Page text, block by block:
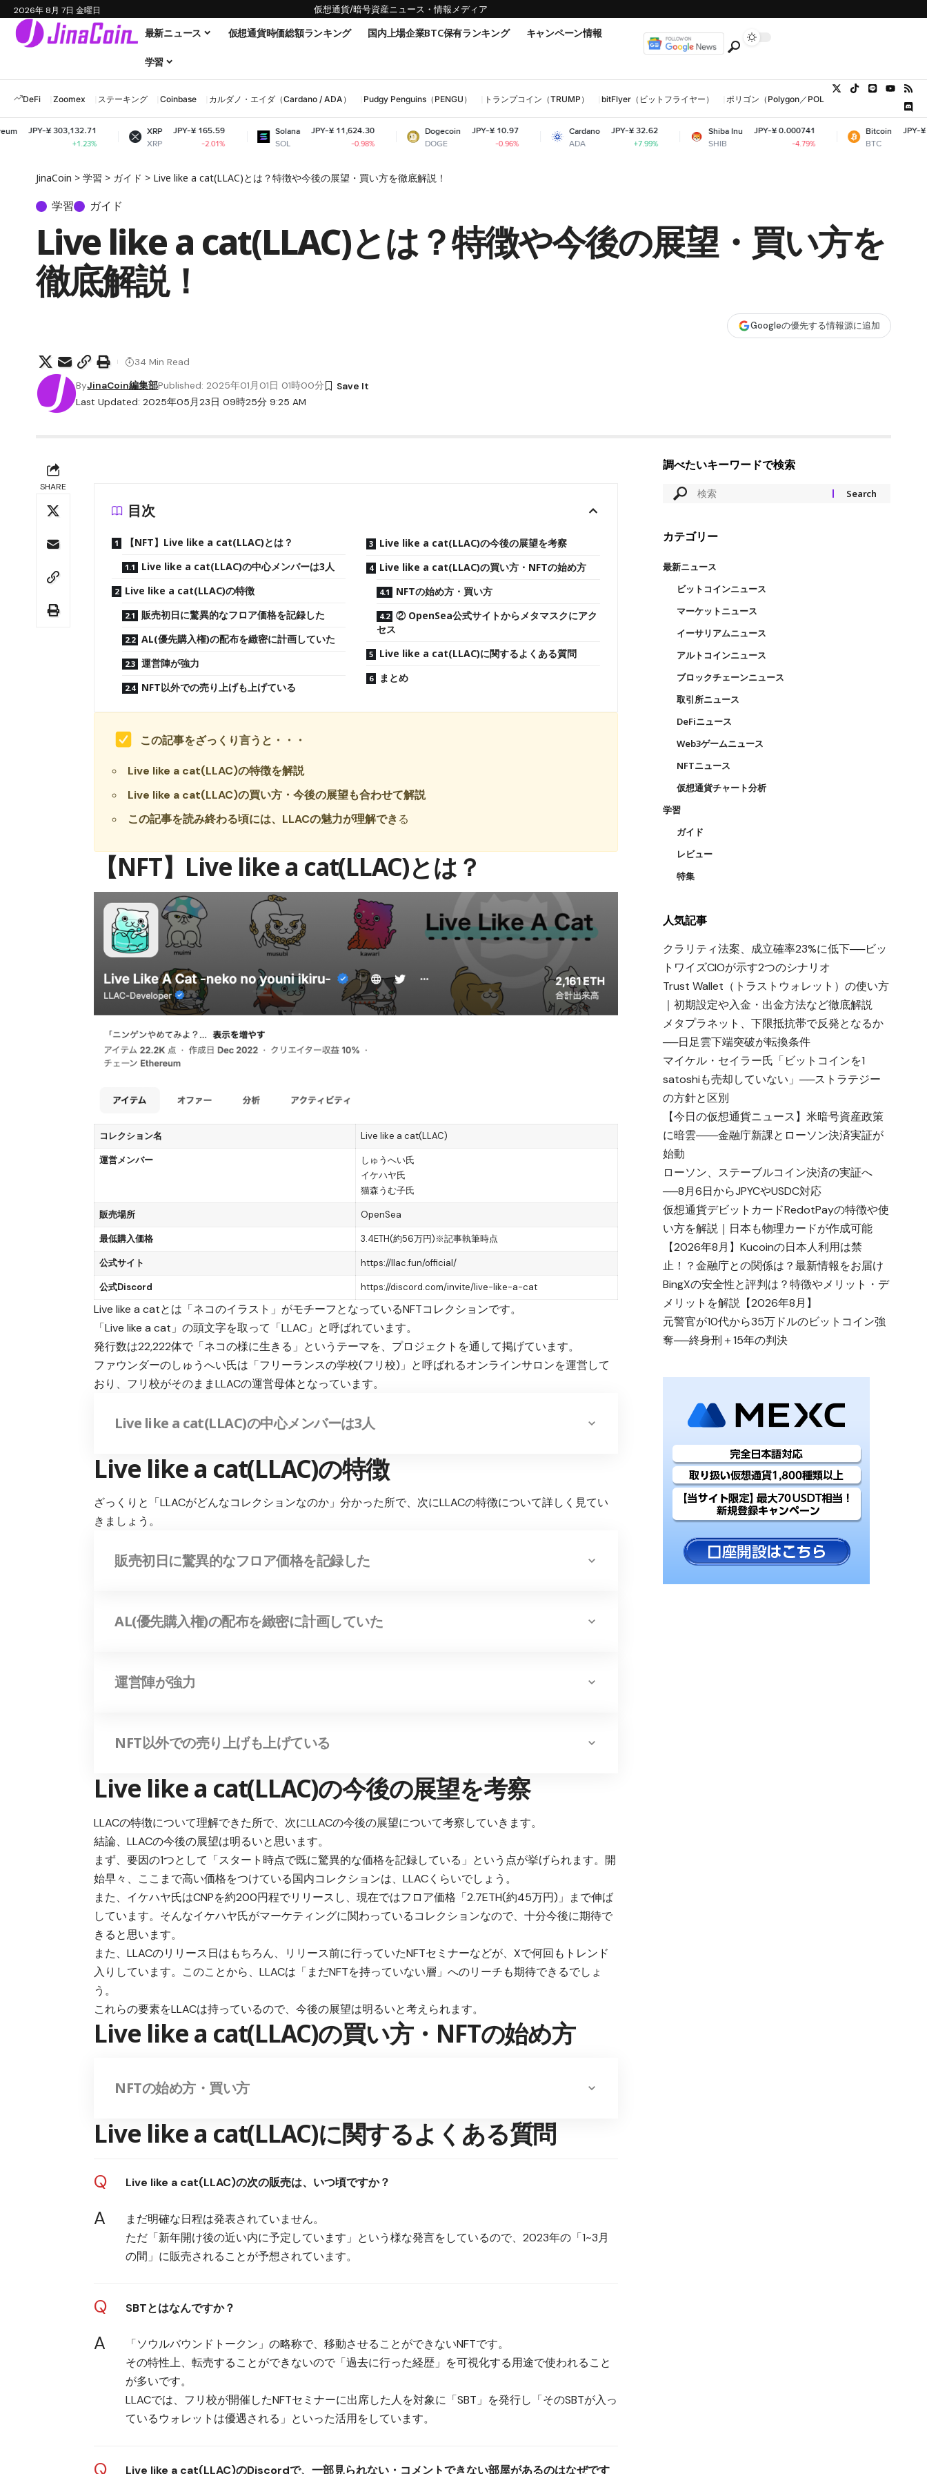
2026年 8月 7日 金曜日 仮想通貨/暗号資産ニュース・情報メディア
最新ニュース 仮想通貨時価総額ランキング 国内上場企業BTC保有ランキング キャンペーン情報
学習
DeFi Zoomex ステーキング Coinbase カルダノ・エイダ（Cardano / ADA） Pudgy Penguins（PENGU） トランプコイン（TRUMP） bitFlyer（ビットフライヤー） ポリゴン（Polygon／POL、MATIC）
XRP
XRP
JPY-¥ 165.59
-2.01%
Solana
SOL
JPY-¥ 11,624.30
-0.98%
Dogecoin
DOGE
JPY-¥ 10.97
-0.96%
Cardano
ADA
JPY-¥ 32.62
+7.99%
Shiba Inu
SHIB
JPY-¥ 0.000741
-4.79%
Bitcoin
BTC
JPY-¥ 10,241,434.62
JinaCoin > 学習 > ガイド > Live like a cat(LLAC)とは？特徴や今後の展望・買い方を徹底解説！
学習 ガイド
Live like a cat(LLAC)とは？特徴や今後の展望・買い方を
徹底解説！
Googleの優先する情報源に追加
Last Updated: 2025年05月23日 09時25分 9:25 AM
ByJinaCoin編集部Published: 2025年01月01日 01時00分
34 Min Read
SHARE
目次
【NFT】Live like a cat(LLAC)とは？
Live like a cat(LLAC)の中心メンバーは3人
Live like a cat(LLAC)の特徴
販売初日に驚異的なフロア価格を記録した
AL(優先購入権)の配布を緻密に計画していた
運営陣が強力
NFT以外での売り上げも上げている
Live like a cat(LLAC)の今後の展望を考察
Live like a cat(LLAC)の買い方・NFTの始め方
NFTの始め方・買い方
② OpenSea公式サイトからメタマスクにアク
セス
Live like a cat(LLAC)に関するよくある質問
まとめ
この記事をざっくり言うと・・・
Live like a cat(LLAC)の特徴を解説
Live like a cat(LLAC)の買い方・今後の展望も合わせて解説
この記事を読み終わる頃には、LLACの魅力が理解できる
【NFT】Live like a cat(LLAC)とは？
コレクション名 Live like a cat(LLAC)
運営メンバー
しゅうへい氏
イケハヤ氏
猫森うむ子氏
販売場所 OpenSea
最低購入価格 3.4ETH(約56万円)※記事執筆時点
公式サイト https://llac.fun/official/
公式Discord https://discord.com/invite/live-like-a-cat
Live like a catとは「ネコのイラスト」がモチーフとなっているNFTコレクションです。
「Live like a cat」の頭文字を取って「LLAC」と呼ばれています。
発行数は22,222体で「ネコの様に生きる」というテーマを、プロジェクトを通して掲げています。
ファウンダーのしゅうへい氏は「フリーランスの学校(フリ校)」と呼ばれるオンラインサロンを運営して
おり、フリ校がそのままLLACの運営母体となっています。
Live like a cat(LLAC)の中心メンバーは3人
Live like a cat(LLAC)の特徴
ざっくりと「LLACがどんなコレクションなのか」分かった所で、次にLLACの特徴について詳しく見てい
きましょう。
販売初日に驚異的なフロア価格を記録した
AL(優先購入権)の配布を緻密に計画していた
運営陣が強力
NFT以外での売り上げも上げている
Live like a cat(LLAC)の今後の展望を考察
LLACの特徴について理解できた所で、次にLLACの今後の展望について考察していきます。
結論、LLACの今後の展望は明るいと思います。
まず、要因の1つとして「スタート時点で既に驚異的な価格を記録している」という点が挙げられます。開
始早々、ここまで高い価格をつけている国内コレクションは、LLACくらいでしょう。
また、イケハヤ氏はCNPを約200円程でリリースし、現在ではフロア価格「2.7ETH(約45万円)」まで伸ば
しています。そんなイケハヤ氏がマーケティングに関わっているコレクションなので、十分今後に期待で
きると思います。
また、LLACのリリース日はもちろん、リリース前に行っていたNFTセミナーなどが、Xで何回もトレンド
入りしています。このことから、LLACは「まだNFTを持っていない層」へのリーチも期待できるでしょ
う。
これらの要素をLLACは持っているので、今後の展望は明るいと考えられます。
Live like a cat(LLAC)の買い方・NFTの始め方
NFTの始め方・買い方
Live like a cat(LLAC)に関するよくある質問
Q Live like a cat(LLAC)の次の販売は、いつ頃ですか？
A
まだ明確な日程は発表されていません。
ただ「新年開け後の近い内に予定しています」という様な発言をしているので、2023年の「1~3月
の間」に販売されることが予想されています。
Q SBTとはなんですか？
A
「ソウルバウンドトークン」の略称で、移動させることができないNFTです。
その特性上、転売することができないので「過去に行った経歴」を可視化する用途で使われること
が多いです。
LLACでは、フリ校が開催したNFTセミナーに出席した人を対象に「SBT」を発行し「そのSBTが入っ
ているウォレットは優遇される」といった活用をしています。
Q Live like a cat(LLAC)のDiscordで、一部見られない・コメントできない部屋があるのはなぜです
調べたいキーワードで検索
カテゴリー
最新ニュース
ビットコインニュース
マーケットニュース
イーサリアムニュース
アルトコインニュース
ブロックチェーンニュース
取引所ニュース
DeFiニュース
Web3ゲームニュース
NFTニュース
仮想通貨チャート分析
学習
ガイド
レビュー
特集
人気記事
クラリティ法案、成立確率23%に低下──ビッ
トワイズCIOが示す2つのシナリオ
Trust Wallet（トラストウォレット）の使い方
｜初期設定や入金・出金方法など徹底解説
メタプラネット、下限抵抗帯で反発となるか
──日足雲下端突破が転換条件
マイケル・セイラー氏「ビットコインを1
satoshiも売却していない」──ストラテジー
の方針と区別
【今日の仮想通貨ニュース】米暗号資産政策
に暗雲――金融庁新課とローソン決済実証が
始動
ローソン、ステーブルコイン決済の実証へ
──8月6日からJPYCやUSDC対応
仮想通貨デビットカードRedotPayの特徴や使
い方を解説｜日本も物理カードが作成可能
【2026年8月】Kucoinの日本人利用は禁
止！？金融庁との関係は？最新情報をお届け
BingXの安全性と評判は？特徴やメリット・デ
メリットを解説【2026年8月】
元警官が10代から35万ドルのビットコイン強
奪──終身刑＋15年の判決